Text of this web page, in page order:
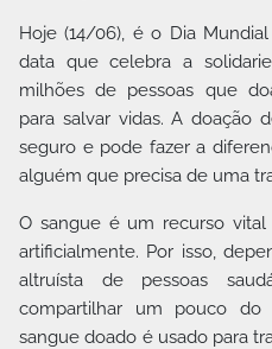
Hoje (14/06), é o Dia
data que celebra a
milhões de pessoas que
para salvar vidas. A doação
seguro e pode fazer a
alguém que precisa de uma
O sangue é um recurso
artificialmente. Por isso,
altruísta de pessoas
compartilhar um pouco
sangue doado é usado para